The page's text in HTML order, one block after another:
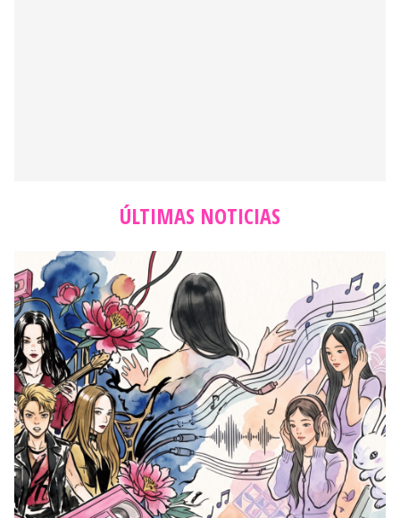
ÚLTIMAS NOTICIAS